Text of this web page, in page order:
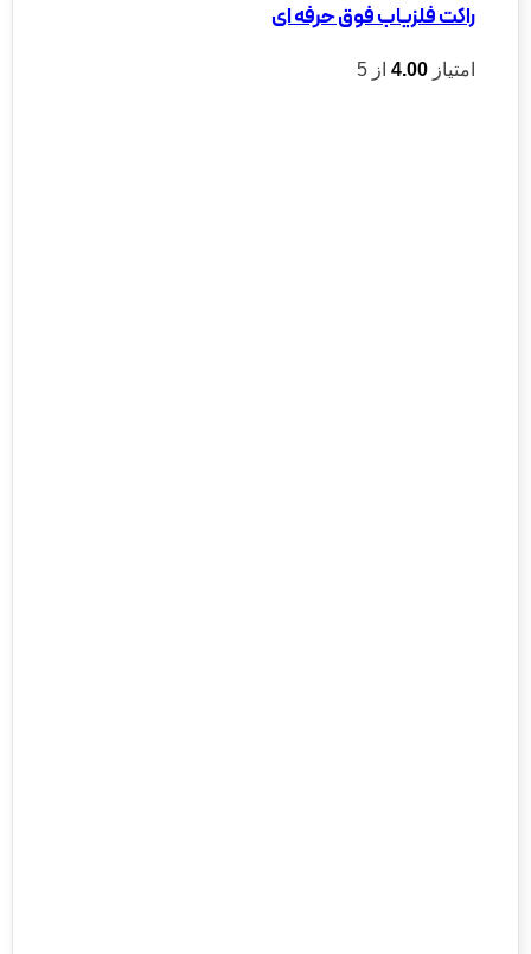
راکت فلزیاب فوق حرفه ای
امتیاز 4.00 از 5